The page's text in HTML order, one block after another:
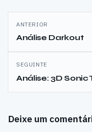
Navegação
de
artigos
ANTERIOR
Análise Darkout
SEGUINTE
Análise: 3D
Deixe um